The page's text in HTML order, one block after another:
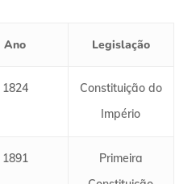
Ano Legislação
1824
Constituição do
Império
1891
Primeira